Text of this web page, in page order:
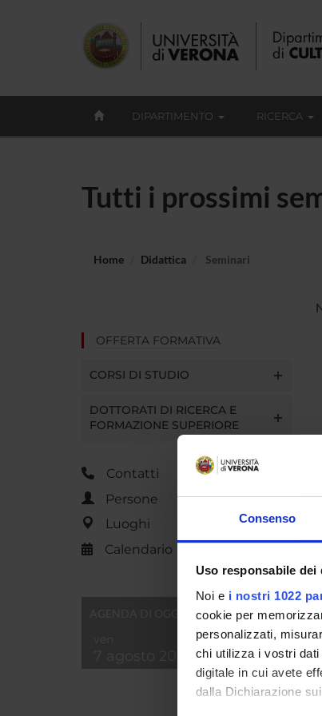
Consenso
Uso responsabile dei
Noi e i nostri 1022
cookie per
personalizzati,
chi utilizza i vostri
digitale in cui avete
dalla Dichiarazione
DIPARTIMENTO RICERCA
Tutti i prossimi
Home Didattica Seminari
OFFERTA FORMATIVA
CORSI DI STUDIO
DOTTORATI DI RICERCA E
FORMAZIONE SUPERIORE
Contatti
Persone
Luoghi
Calendario